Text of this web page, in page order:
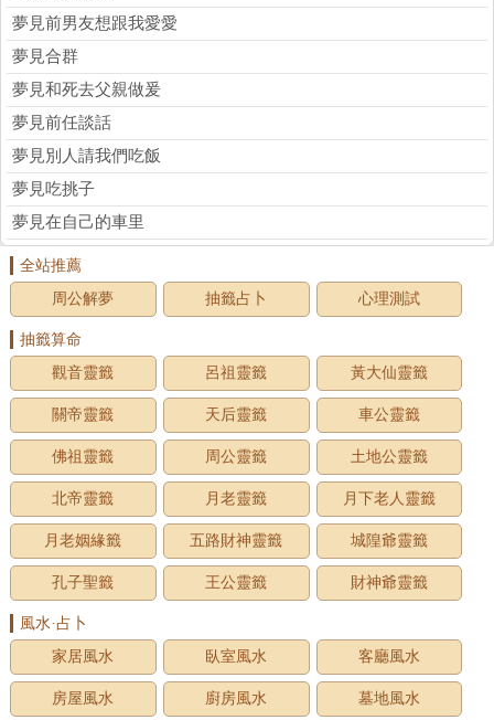
夢見前男友想跟我愛愛
夢見合群
夢見和死去父親做爰
夢見前任談話
夢見別人請我們吃飯
夢見吃挑子
夢見在自己的車里
全站推薦
周公解夢
抽籤占卜 心理測試
抽籤算命
觀音靈籤
呂祖靈籤 黃大仙靈籤
關帝靈籤 天后靈籤 車公靈籤
佛祖靈籤 周公靈籤 土地公靈籤
北帝靈籤 月老靈籤 月下老人靈籤
月老姻緣籤 五路財神靈籤 城隍爺靈籤
孔子聖籤 王公靈籤 財神爺靈籤
風水·占卜
家居風水
臥室風水 客廳風水
房屋風水 廚房風水 墓地風水